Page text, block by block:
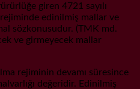
giren 4721 sayılı
edinilmiş mallar ve
sözkonusudur. (TMK md.
ve girmeyecek mallar
rejiminin devamı süresince
değeridir. Edinilmiş